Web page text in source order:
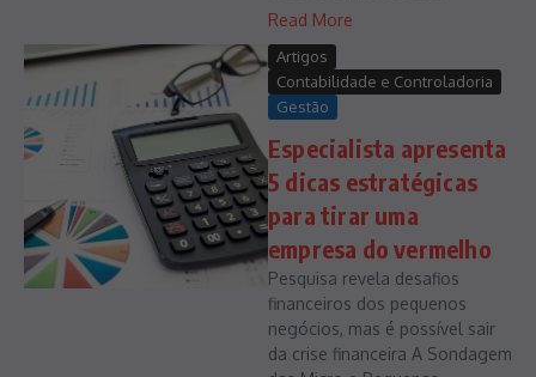
Read More
Artigos
Contabilidade e Controladoria
Gestão
Especialista apresenta
5 dicas estratégicas
para tirar uma
empresa do vermelho
Pesquisa revela desafios
financeiros dos pequenos
negócios, mas é possível sair
da crise financeira A Sondagem